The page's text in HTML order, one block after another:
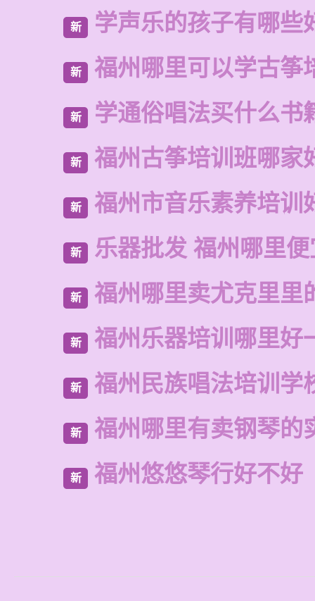
新 学声乐的孩子有哪些
新 福州哪里可以学古筝
新 学通俗唱法买什么书
新 福州古筝培训班哪家
新 福州市音乐素养培训
新 乐器批发 福州哪里
新 福州哪里卖尤克里里
新 福州乐器培训哪里好
新 福州民族唱法培训学
新 福州哪里有卖钢琴的
新 福州悠悠琴行好不好